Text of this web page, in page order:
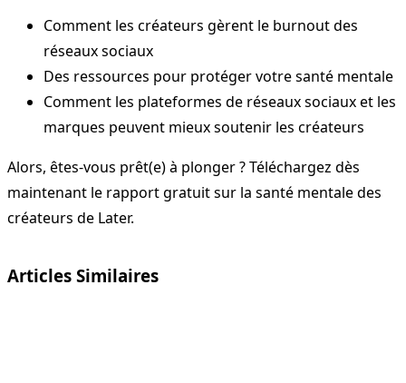
Comment les créateurs gèrent le burnout des
réseaux sociaux
Des ressources pour protéger votre santé mentale
Comment les plateformes de réseaux sociaux et les
marques peuvent mieux soutenir les créateurs
Alors, êtes-vous prêt(e) à plonger ? Téléchargez dès
maintenant le rapport gratuit sur la santé mentale des
créateurs de Later.
Articles Similaires